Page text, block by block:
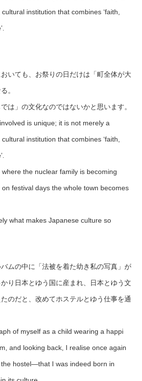
institution that combines ‘faith,
いても、お祭りの日だけは「町全体が大
。
は」の文化なのではないかと思います。
is unique; it is not merely a
institution that combines ‘faith,
where the nuclear family is becoming
festival days the whole town becomes
what makes Japanese culture so
ムの中に「法被を着た幼き私の写真」が
り日本とゆう国に産まれ、日本とゆう文
のだと、改めてホステルとゆう仕事を通
of myself as a child wearing a happi
and looking back, I realise once again
hostel—that I was indeed born in